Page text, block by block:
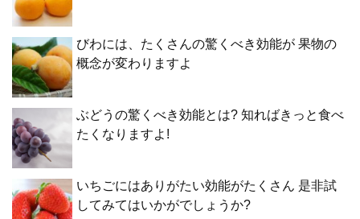
びわには、たくさんの驚くべき効能が 果物の
概念が変わりますよ
ぶどうの驚くべき効能とは? 知ればきっと食べ
たくなりますよ!
いちごにはありがたい効能がたくさん 是非試
してみてはいかがでしょうか?